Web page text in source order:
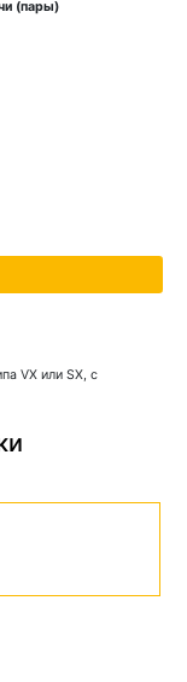
(пары)
VX или SX, с